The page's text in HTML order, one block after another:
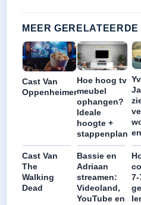
MEER
Cast Van
Oppenheimer
Hoe hoog tv
meubel
ophangen?
Ideale
hoogte +
stappenplan
Cast Van
The
Walking
Dead
Bassie en
Adriaan
streamen:
Videoland,
YouTube en
7-